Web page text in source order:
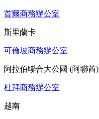
首爾商務辦公室
斯里蘭卡
可倫坡商務辦公室
阿拉伯聯合大公國 (阿聯酋)
杜拜商務辦公室
越南